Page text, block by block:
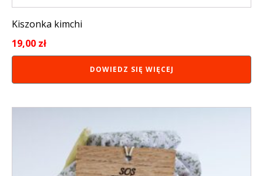
Kiszonka kimchi
19,00 zł
DOWIEDZ SIĘ WIĘCEJ